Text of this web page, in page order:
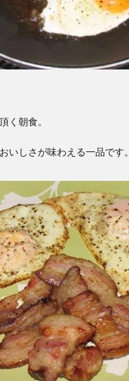
く朝食。
いしさが味わえる一品です。